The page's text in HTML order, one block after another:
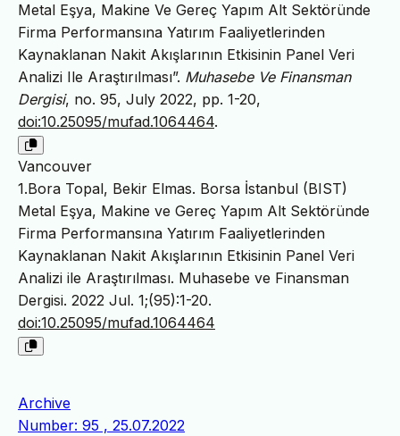
Metal Eşya, Makine Ve Gereç Yapım Alt Sektöründe
Firma Performansına Yatırım Faaliyetlerinden
Kaynaklanan Nakit Akışlarının Etkisinin Panel Veri
Analizi Ile Araştırılması”. Muhasebe Ve Finansman
Dergisi, no. 95, July 2022, pp. 1-20,
doi:10.25095/mufad.1064464.
Vancouver
1.Bora Topal, Bekir Elmas. Borsa İstanbul (BIST)
Metal Eşya, Makine ve Gereç Yapım Alt Sektöründe
Firma Performansına Yatırım Faaliyetlerinden
Kaynaklanan Nakit Akışlarının Etkisinin Panel Veri
Analizi ile Araştırılması. Muhasebe ve Finansman
Dergisi. 2022 Jul. 1;(95):1-20.
doi:10.25095/mufad.1064464
Archive
Number: 95 , 25.07.2022